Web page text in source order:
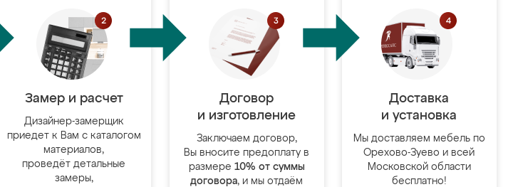
Замер и расчет
Дизайнер-замерщик
приедет к Вам с каталогом
материалов,
проведёт детальные
замеры,
Договор
и изготовление
Заключаем договор,
Вы вносите предоплату в
размере 10% от суммы
договора, и мы отдаём
Доставка
и установка
Мы доставляем мебель по
Орехово-Зуево и всей
Московской области
бесплатно!